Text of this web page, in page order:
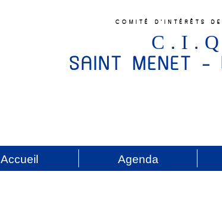
COMITÉ D'INTÉRÊTS
SAINT MENET -
Accueil Agenda